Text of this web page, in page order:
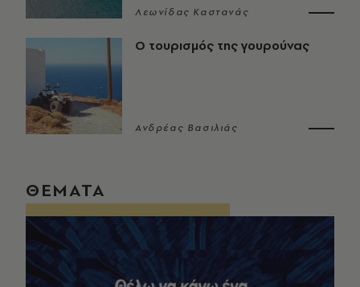
Λεωνίδας Καστανάς
Ο τουρισμός της γουρούνας
Ανδρέας Βασιλιάς
ΘΕΜΑΤΑ